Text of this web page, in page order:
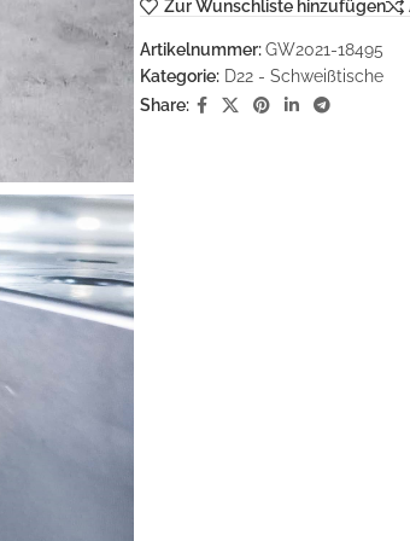
Zur Wunschliste hinzufügen
Artikelnummer:GW2021-18495
Kategorie: D22 - Schweißtische
Share: